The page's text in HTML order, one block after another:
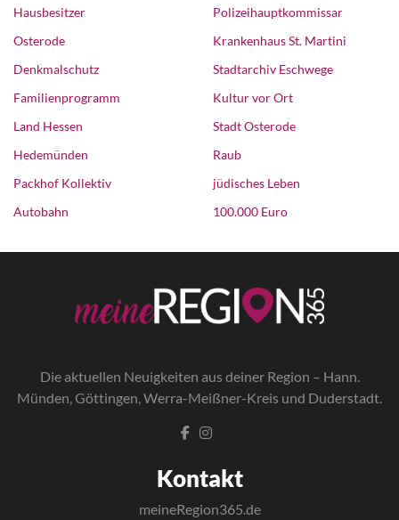
Hausbesitzer
Osterode
Denkmalschutz
Familienprogramm
Land Hessen
Hedemünden
Packhof Kollektiv
Autobahn
Polizeihauptkommissar
Krankenhaus St. Martini
Stadtarchiv Eschwege
Kultur vor Ort
Stadt Osterode
Raub
jüdisches Leben
100.000 Euro
Die aktuellen Neuigkeiten aus deiner Region – Hann.
Münden, Göttingen, Werra-Meißner-Kreis und Duderstadt.
Kontakt
meineRegion365.de